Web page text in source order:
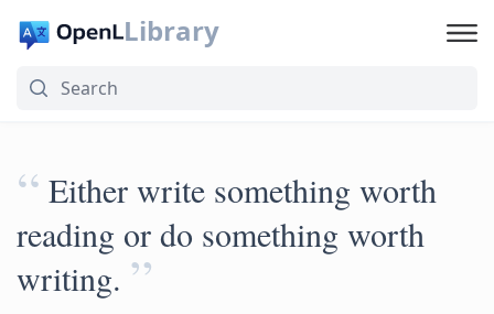
Library
“ Either write something worth
reading or do something worth
writing. ”